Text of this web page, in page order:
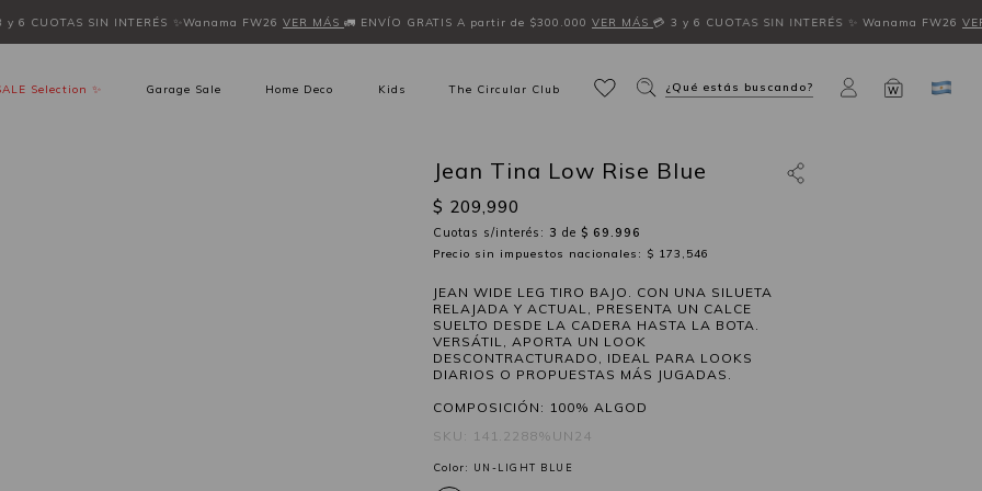
y 6 CUOTAS SIN INTERÉS ✨Wanama FW26 VER MÁS 🚛 ENVÍO GRATIS A partir de $300.000 VER MÁS 💳 3 y 6 CUOTAS SIN INTERÉS ✨ Wanama FW26
Selection ✨ Garage Sale Home Deco Kids The Circular Club ¿Qué estás buscando? W
Jean Tina Low Rise Blue
$ 209,990
Cuotas s/interés: 3 de $ 69.996
Precio sin impuestos nacionales: $ 173,546
JEAN WIDE LEG TIRO BAJO. CON UNA SILUETA
RELAJADA Y ACTUAL, PRESENTA UN CALCE
SUELTO DESDE LA CADERA HASTA LA BOTA.
VERSÁTIL, APORTA UN LOOK
DESCONTRACTURADO, IDEAL PARA LOOKS
DIARIOS O PROPUESTAS MÁS JUGADAS.
COMPOSICIÓN: 100% ALGOD
SKU: 141.2288%UN24
Color: UN-LIGHT BLUE